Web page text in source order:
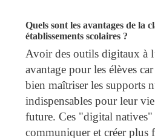
Quels sont les avantages de la
établissements scolaires ?
Avoir des outils digitaux à
avantage pour les élèves
bien maîtriser les supports
indispensables pour leur
future. Ces "digital natives"
communiquer et créer plus